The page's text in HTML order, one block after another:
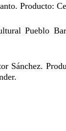
Producto:
Pueblo
Sánchez.